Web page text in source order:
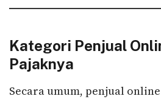
Kategori Penjual
Pajaknya
Secara umum, penjual